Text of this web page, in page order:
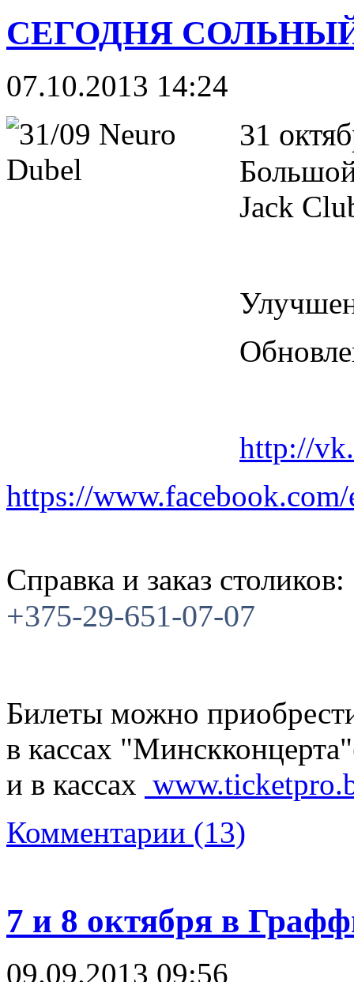
СЕГОДНЯ
07.10.2013 14:24
31
Jack
http://
https://
Справка и заказ столиков:
+375-29-651-07-07
Билеты можно
в кассах
и в кассах
Комментарии (13)
7 и 8 октября в
09.09.2013 09:56